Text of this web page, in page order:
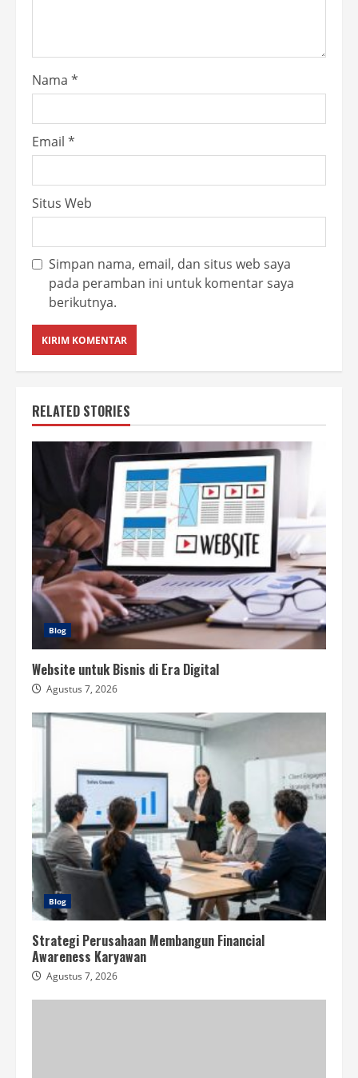
Nama *
Email *
Situs Web
Simpan nama, email, dan situs web saya
pada peramban ini untuk komentar saya
berikutnya.
RELATED STORIES
Blog
Website untuk Bisnis di Era Digital
Agustus 7, 2026
Blog
Strategi Perusahaan Membangun Financial
Awareness Karyawan
Agustus 7, 2026